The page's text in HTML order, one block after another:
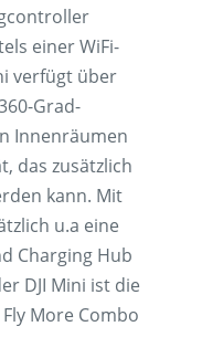
einer WiFi-
verfügt über
Grad-
Innenräumen
das zusätzlich
kann. Mit
u.a eine
Charging Hub
DJI Mini ist die
More Combo